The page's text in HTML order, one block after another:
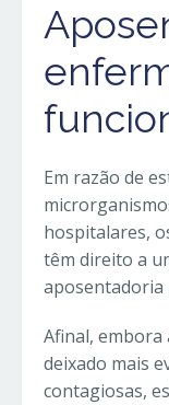
Em razão de
hospitalares,
têm direito a
aposentadoria
Afinal, embora
deixado mais
contagiosas,